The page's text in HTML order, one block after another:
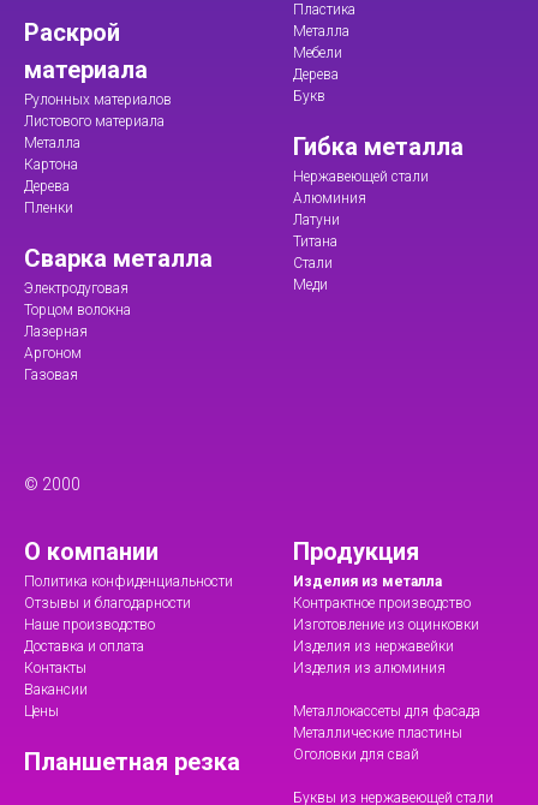
Раскрой
материала
Рулонных материалов
Листового материала
Металла
Картона
Дерева
Пленки
Сварка металла
Электродуговая
Торцом волокна
Лазерная
Аргоном
Газовая
© 2000
Пластика
Металла
Мебели
Дерева
Букв
Гибка металла
Нержавеющей стали
Алюминия
Латуни
Титана
Стали
Меди
О компании
Политика конфиденциальности
Отзывы и благодарности
Наше производство
Доставка и оплата
Контакты
Вакансии
Цены
Планшетная резка
Продукция
Изделия из металла
Контрактное производство
Изготовление из оцинковки
Изделия из нержавейки
Изделия из алюминия
Металлокассеты для фасада
Металлические пластины
Оголовки для свай
Буквы из нержавеющей стали